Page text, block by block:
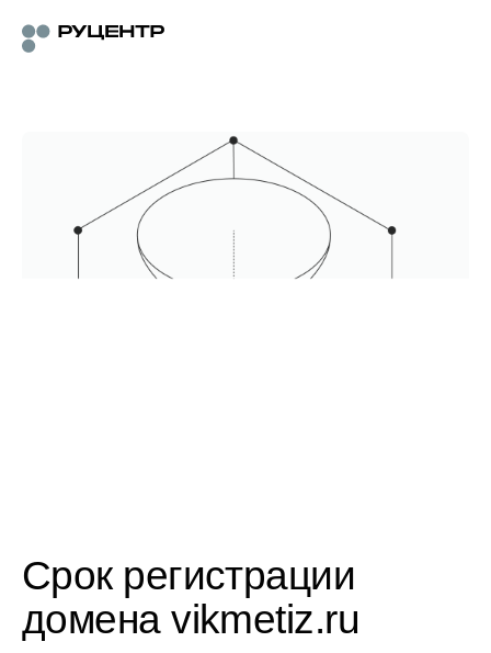
Срок регистрации
домена vikmetiz.ru